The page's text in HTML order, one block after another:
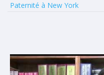
Paternité à New York